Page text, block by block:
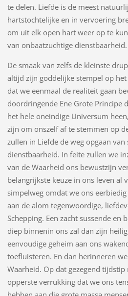
te delen. Liefde is de meest
hartstochtelijke en in vervoering
om uit elk open hart weer op te
van onbaatzuchtige dienstbaarheid.
De smaak van zelfs de kleinste
altijd zijn goddelijke stempel op
dat we eenmaal de realiteit gaan
doordringende Ene Grote Principe
het hele oneindige Universum
zijn om onszelf af te stemmen op
zullen in Liefde de weg opgaan
dienstbaarheid. In feite zullen we
van de Waarheid ons bewustzijn
belangrijkste keuze in ons leven al
simpelweg omdat we ons
aan de alom tegenwoordige,
Schepping. Een zacht sussende en
diep binnenin ons zal dan zijn
eenvoudige geheim aan ons
toefluisteren. En dan herinneren
Waarheid. Op dat gezegend
opperste verrukking dat we ons